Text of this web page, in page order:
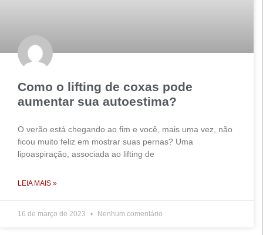
Como o lifting de coxas pode
aumentar sua autoestima?
O verão está chegando ao fim e você, mais uma vez, não
ficou muito feliz em mostrar suas pernas? Uma
lipoaspiração, associada ao lifting de
LEIA MAIS »
16 de março de 2023 Nenhum comentário